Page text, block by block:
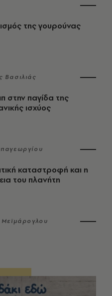
της γουρούνας
Βασιλιάς
στην παγίδα της
ισχύος
καταστροφή και η
του πλανήτη
Μεϊμάρογλου